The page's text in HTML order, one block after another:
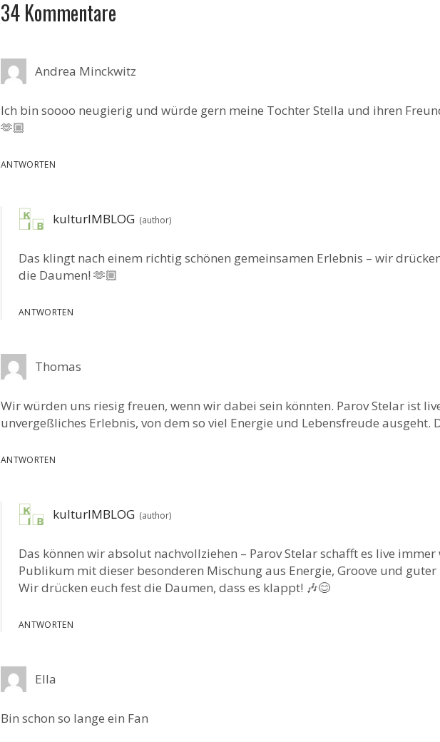
34 Kommentare
Andrea Minckwitz
Ich bin soooo neugierig und würde gern meine Tochter Stella und ihren
🫶🏼
ANTWORTEN
kulturIMBLOG
Das klingt nach einem richtig schönen gemeinsamen Erlebnis – wir
die Daumen! 🫶🏼
ANTWORTEN
Thomas
Wir würden uns riesig freuen, wenn wir dabei sein könnten. Parov Stelar ist
unvergeßliches Erlebnis, von dem so viel Energie und Lebensfreude ausgeht.
ANTWORTEN
kulturIMBLOG
Das können wir absolut nachvollziehen – Parov Stelar schafft es live immer
Publikum mit dieser besonderen Mischung aus Energie, Groove und
Wir drücken euch fest die Daumen, dass es klappt! 🎶😊
ANTWORTEN
Ella
Bin schon so lange ein Fan